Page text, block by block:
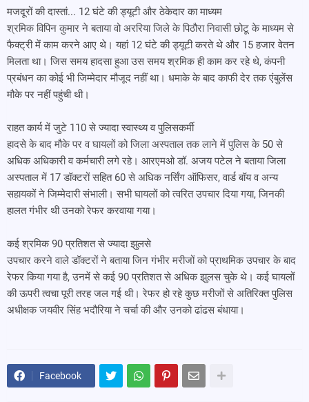
मजदूरों की दास्तां... 12 घंटे की ड्यूटी और ठेकेदार का माध्यम
श्रमिक विपिन कुमार ने बताया वो अररिया जिले के पिठौरा निवासी छोटू के माध्यम से
फैक्ट्री में काम करने आए थे। यहां 12 घंटे की ड्यूटी करते थे और 15 हजार वेतन
मिलता था। जिस समय हादसा हुआ उस समय श्रमिक ही काम कर रहे थे, कंपनी
प्रबंधन का कोई भी जिम्मेदार मौजूद नहीं था। धमाके के बाद काफी देर तक एंबुलेंस
मौके पर नहीं पहुंची थी।
राहत कार्य में जुटे 110 से ज्यादा स्वास्थ्य व पुलिसकर्मी
हादसे के बाद मौके पर व घायलों को जिला अस्पताल तक लाने में पुलिस के 50 से
अधिक अधिकारी व कर्मचारी लगे रहे। आरएमओ डॉ. अजय पटेल ने बताया जिला
अस्पताल में 17 डॉक्टरों सहित 60 से अधिक नर्सिंग ऑफिसर, वार्ड बॉय व अन्य
सहायकों ने जिम्मेदारी संभाली। सभी घायलों को त्वरित उपचार दिया गया, जिनकी
हालत गंभीर थी उनको रेफर करवाया गया।
कई श्रमिक 90 प्रतिशत से ज्यादा झुलसे
उपचार करने वाले डॉक्टरों ने बताया जिन गंभीर मरीजों को प्राथमिक उपचार के बाद
रेफर किया गया है, उनमें से कई 90 प्रतिशत से अधिक झुलस चुके थे। कई घायलों
की ऊपरी त्वचा पूरी तरह जल गई थी। रेफर हो रहे कुछ मरीजों से अतिरिक्त पुलिस
अधीक्षक जयवीर सिंह भदौरिया ने चर्चा की और उनको ढांढस बंधाया।
Facebook